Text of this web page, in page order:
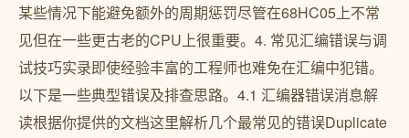
某些情况下能避免额外的周期惩罚尽管在68HC05上不常
见但在一些更古老的CPU上很重要。4. 常见汇编错误与调
试技巧实录即使经验丰富的工程师也难免在汇编中犯错。
以下是一些典型错误及排查思路。4.1 汇编器错误消息解
读根据你提供的文档这里解析几个最常见的错误Duplicate